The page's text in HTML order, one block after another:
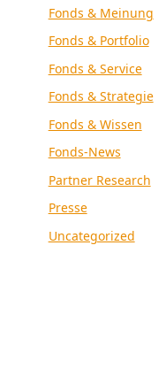
Fonds & Meinung
Fonds & Portfolio
Fonds & Service
Fonds & Strategie
Fonds & Wissen
Fonds-News
Partner Research
Presse
Uncategorized